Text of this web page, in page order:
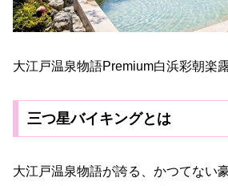
大江戸温泉物語Premium白浜彩朝楽
三つ星バイキングとは
大江戸温泉物語が誇る、かつてない